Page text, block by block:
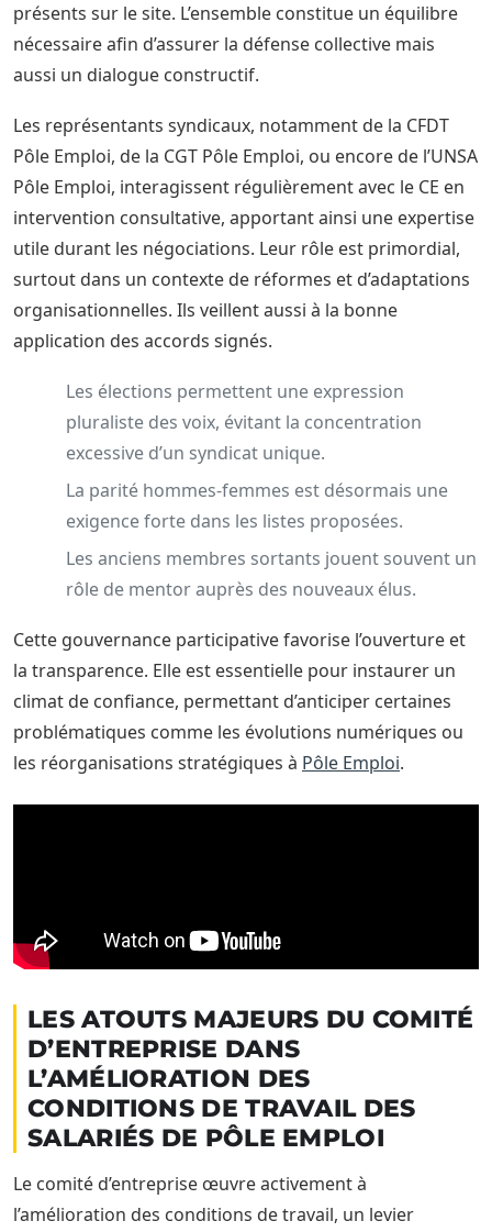
présents sur le site. L’ensemble constitue un équilibre
nécessaire afin d’assurer la défense collective mais
aussi un dialogue constructif.
Les représentants syndicaux, notamment de la CFDT
Pôle Emploi, de la CGT Pôle Emploi, ou encore de l’UNSA
Pôle Emploi, interagissent régulièrement avec le CE en
intervention consultative, apportant ainsi une expertise
utile durant les négociations. Leur rôle est primordial,
surtout dans un contexte de réformes et d’adaptations
organisationnelles. Ils veillent aussi à la bonne
application des accords signés.
Les élections permettent une expression
pluraliste des voix, évitant la concentration
excessive d’un syndicat unique.
La parité hommes-femmes est désormais une
exigence forte dans les listes proposées.
Les anciens membres sortants jouent souvent un
rôle de mentor auprès des nouveaux élus.
Cette gouvernance participative favorise l’ouverture et
la transparence. Elle est essentielle pour instaurer un
climat de confiance, permettant d’anticiper certaines
problématiques comme les évolutions numériques ou
les réorganisations stratégiques à Pôle Emploi.
LES ATOUTS MAJEURS DU COMITÉ
D’ENTREPRISE DANS
L’AMÉLIORATION DES
CONDITIONS DE TRAVAIL DES
SALARIÉS DE PÔLE EMPLOI
Le comité d’entreprise œuvre activement à
l’amélioration des conditions de travail, un levier